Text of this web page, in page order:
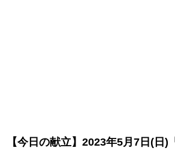
【今日の献立】2023年5月7日(日)